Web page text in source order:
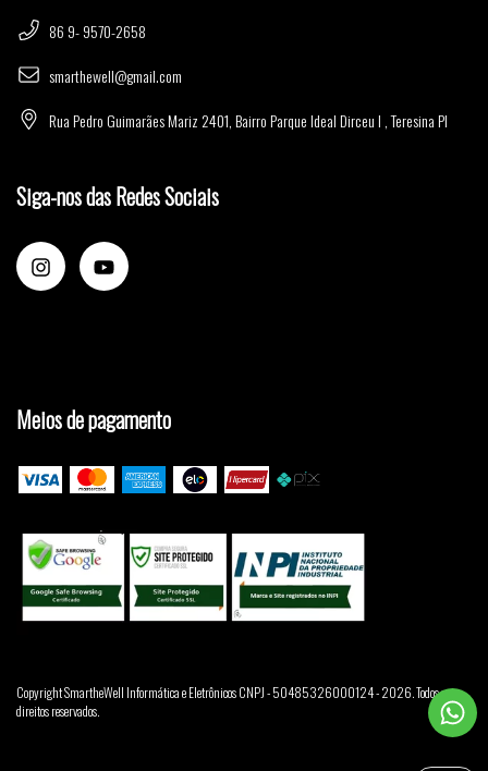
86 9- 9570-2658
smarthewell@gmail.com
Rua Pedro Guimarães Mariz 2401, Bairro Parque Ideal Dirceu I , Teresina PI
Siga-nos das Redes Sociais
Meios de pagamento
Copyright SmartheWell Informática e Eletrônicos CNPJ - 50485326000124 - 2026. Todos os
direitos reservados.